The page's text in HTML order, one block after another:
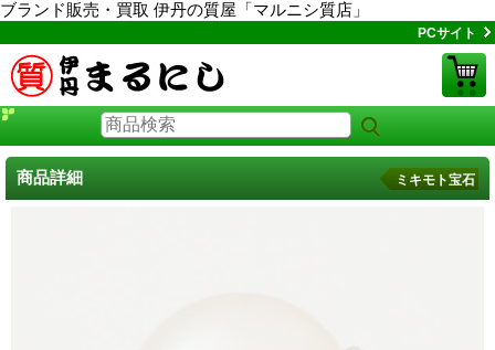
ブランド販売・買取 伊丹の質屋「マルニシ質店」
PCサイト
商品詳細 ミキモト宝石